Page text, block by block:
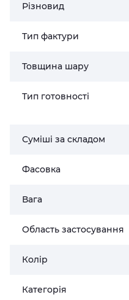
Різновид
Тип фактури
Товщина шару
Тип готовності
Суміші за складом
Фасовка
Вага
Область застосування
Колір
Категорія